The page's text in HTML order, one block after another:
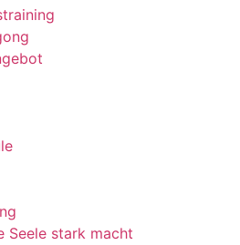
Seele stark macht